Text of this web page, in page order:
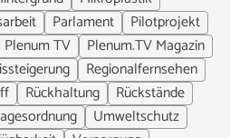
Parlament
Pilotprojekt
Plenum TV
Plenum.TV Magazin
Regionalfernsehen
Rückhaltung
Rückstände
Umweltschutz